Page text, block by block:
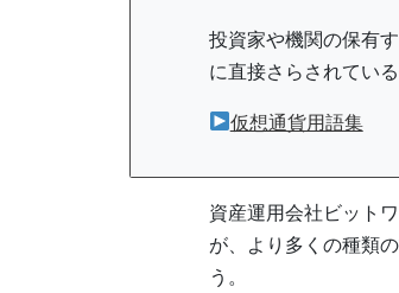
投資家や機関の保有
に直接さらされてい
仮想通貨用語集
資産運用会社ビット
が、より多くの種類
う。